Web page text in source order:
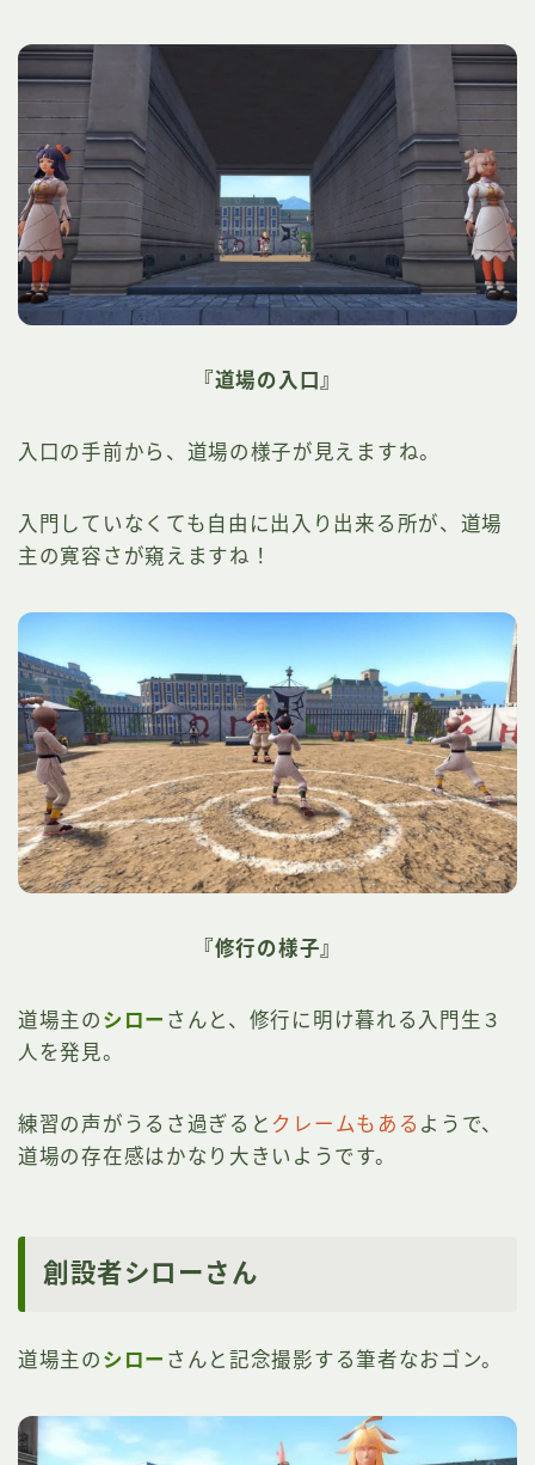
『道場の入口』
入口の手前から、道場の様子が見えますね。
入門していなくても自由に出入り出来る所が、道場
主の寛容さが窺えますね！
『修行の様子』
道場主の シロー さんと、修行に明け暮れる入門生３
人を発見。
練習の声がうるさ過ぎると クレームもある ようで、
道場の存在感はかなり大きいようです。
創設者シローさん
道場主の シロー さんと記念撮影する筆者なおゴン。